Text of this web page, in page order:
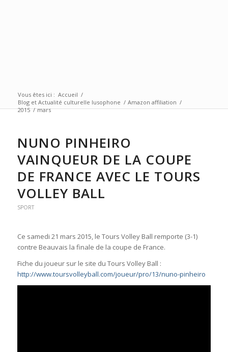
Vous êtes ici : Accueil /
Blog et Actualité culturelle lusophone / Amazon affiliation /
2015 / mars
NUNO PINHEIRO
VAINQUEUR DE LA COUPE
DE FRANCE AVEC LE TOURS
VOLLEY BALL
SPORT
Ce samedi 21 mars 2015, le Tours Volley Ball remporte (3-1)
contre Beauvais la finale de la coupe de France.
Fiche du joueur sur le site du Tours Volley Ball :
http://www.toursvolleyball.com/joueur/pro/13/nuno-pinheiro